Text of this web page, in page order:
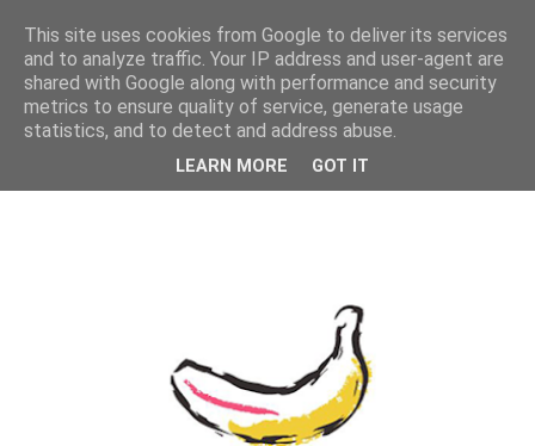
MENU
This site uses cookies from Google to deliver its services
and to analyze traffic. Your IP address and user-agent are
shared with Google along with performance and security
metrics to ensure quality of service, generate usage
statistics, and to detect and address abuse.
LEARN MORE GOT IT